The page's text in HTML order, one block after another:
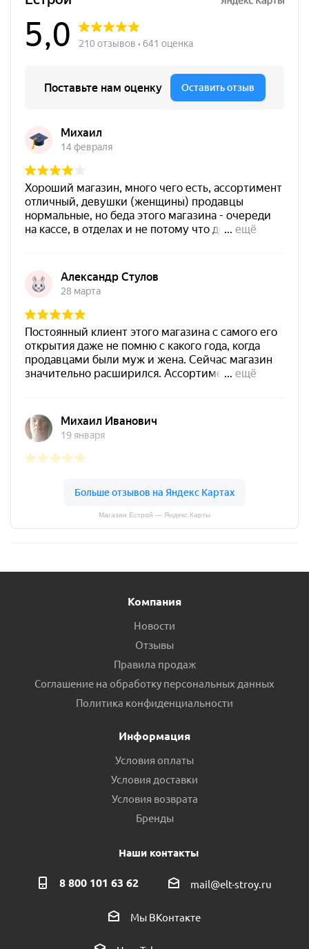
Магазин Естрой — Яндекс.Карты
Компания
Новости
Отзывы
Правила продаж
Соглашение на обработку персональных данных
Политика конфиденциальности
Информация
Условия оплаты
Условия доставки
Условия возврата
Бренды
Наши контакты
8 800 101 63 62 mail@elt-stroy.ru
Мы ВКонтакте